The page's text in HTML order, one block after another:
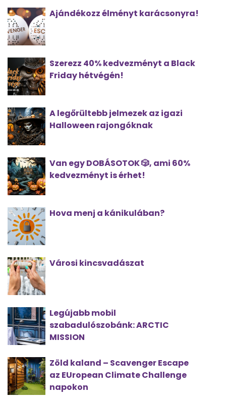
Ajándékozz élményt karácsonyra!
Szerezz 40% kedvezményt a Black
Friday hétvégén!
A legőrültebb jelmezek az igazi
Halloween rajongóknak
Van egy DOBÁSOTOK 🎲, ami 60%
kedvezményt is érhet!
Hova menj a kánikulában?
Városi kincsvadászat
Legújabb mobil
szabadulószobánk: ARCTIC
MISSION
Zöld kaland – Scavenger Escape
az EUropean Climate Challenge
napokon